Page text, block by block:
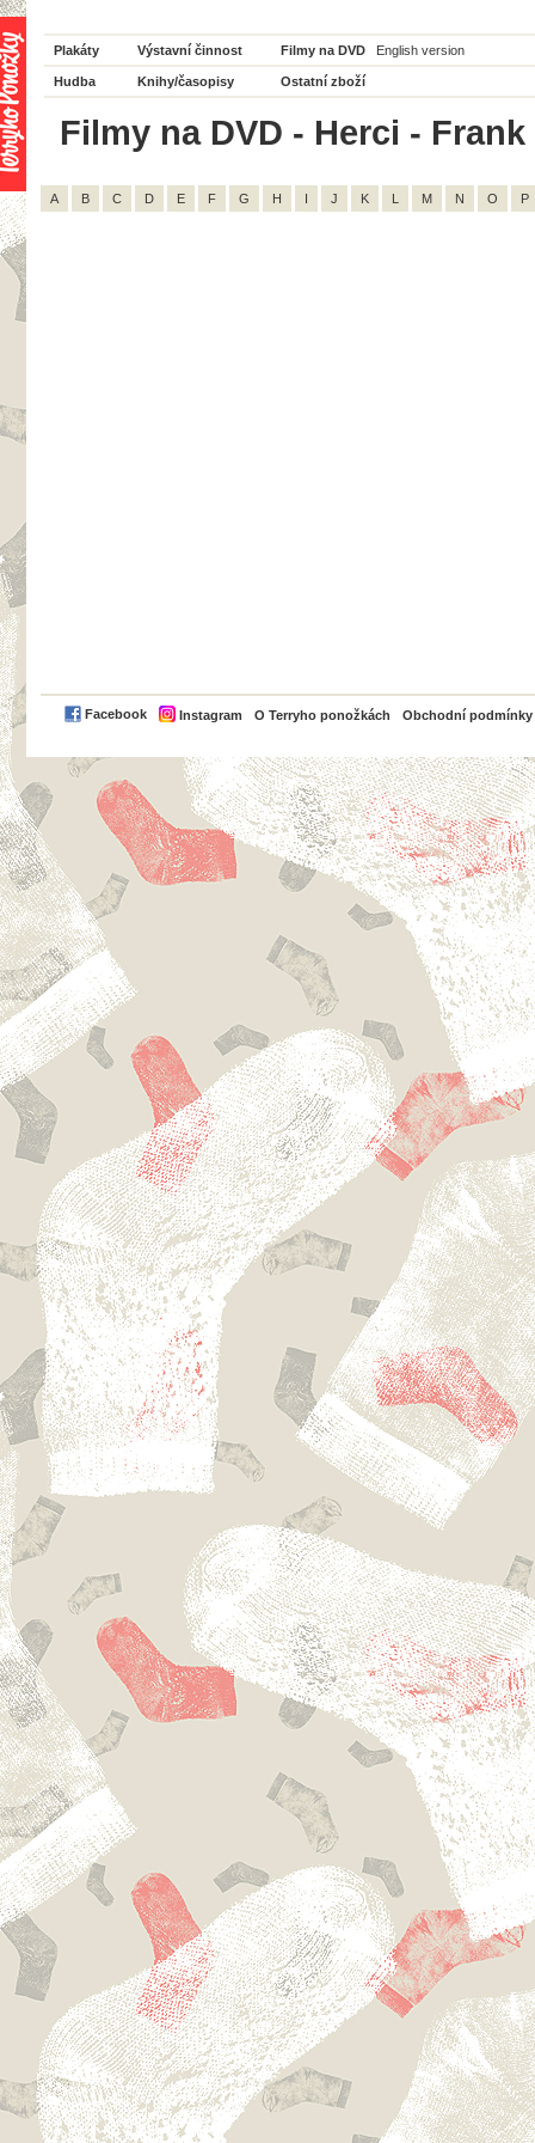
Plakáty Výstavní činnost Filmy na DVD English version
Hudba Knihy/časopisy Ostatní zboží
Filmy na DVD - Herci -
A B C D E F G H I J K L M N O P
Facebook Instagram O Terryho ponožkách Obchodní podmínky
PayPal